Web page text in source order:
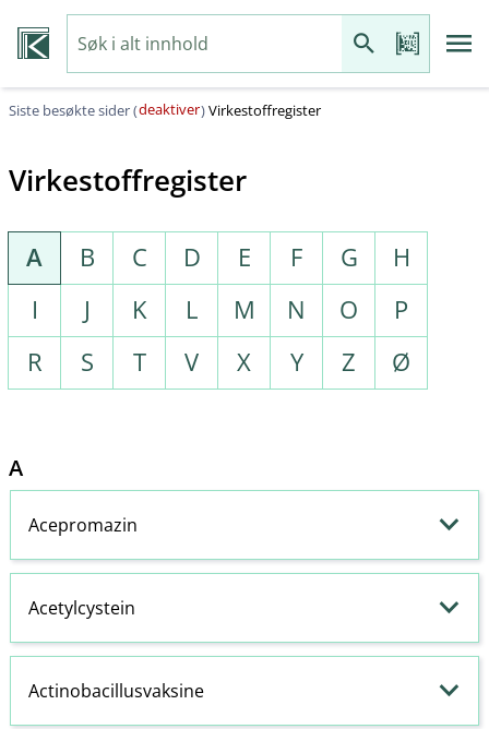
Siste besøkte sider (deaktiver)Virkestoffregister
Virkestoffregister
A B C D E F G
H
I
J K L M N O
P
R
S T V X Y Z Ø
A
Acepromazin
Acetylcystein
Actinobacillusvaksine